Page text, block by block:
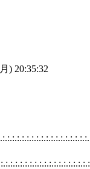
) 20:35:32